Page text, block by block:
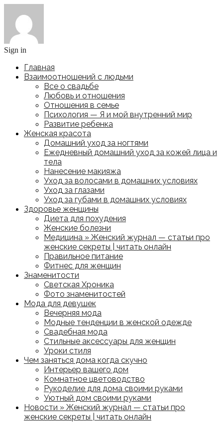
Sign in
Главная
Взаимоотношений с людьми
Все о свадьбе
Любовь и отношения
Отношения в семье
Психология — Я и мой внутренний мир
Развитие ребенка
Женская красота
Домашний уход за ногтями
Ежедневный домашний уход за кожей лица и
тела
Нанесение макияжа
Уход за волосами в домашних условиях
Уход за глазами
Уход за губами в домашних условиях
Здоровье женщины
Диета для похудения
Женские болезни
Медицина » Женский журнал — статьи про
женские секреты | читать онлайн
Правильное питание
Фитнес для женщин
Знаменитости
Светская Хроника
Фото знаменитостей
Мода для девушек
Вечерняя мода
Модные тенденции в женской одежде
Свадебная мода
Стильные аксессуары для женщин
Уроки стиля
Чем заняться дома когда скучно
Интерьер вашего дом
Комнатное цветоводство
Рукоделие для дома своими руками
Уютный дом своими руками
Новости » Женский журнал — статьи про
женские секреты | читать онлайн